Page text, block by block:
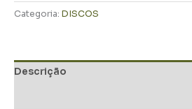
Categoria: DISCOS
Descrição